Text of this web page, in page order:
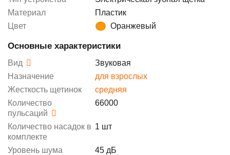
Материал
Пластик
Цвет
Оранжевый
Основные характеристики
Вид
Звуковая
Назначение
для взрослых
Жесткость щетинок
средняя
Количество
пульсаций
66000
Количество насадок в
комплекте
1 шт
Уровень шума
45 дБ